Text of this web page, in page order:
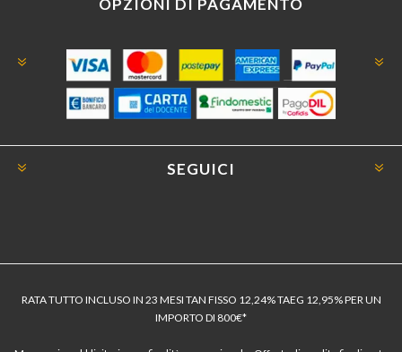
OPZIONI DI PAGAMENTO
SEGUICI
RATA TUTTO INCLUSO IN 23 MESI TAN FISSO 12,24% TAEG 12,95% PER UN
IMPORTO DI 800€*